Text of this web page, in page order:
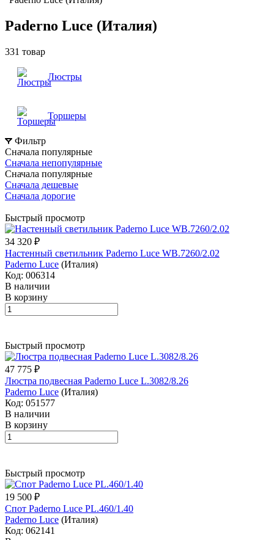
Paderno Luce (Италия)
331 товар
Люстры
Торшеры
Фильтр
Сначала популярные
Сначала непопулярные
Сначала популярные
Сначала дешевые
Сначала дорогие
Быстрый просмотр
34 320 ₽
Настенный светильник Paderno Luce WB.7260/2.02
Paderno Luce (Италия)
Код: 006314
В наличии
В корзину
Быстрый просмотр
47 775 ₽
Люстра подвесная Paderno Luce L.3082/8.26
Paderno Luce (Италия)
Код: 051577
В наличии
В корзину
Быстрый просмотр
19 500 ₽
Спот Paderno Luce PL.460/1.40
Paderno Luce (Италия)
Код: 062141